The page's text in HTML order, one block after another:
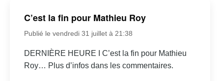
C’est la fin pour Mathieu Roy
Publié le vendredi 31 juillet à 21:38
DERNIÈRE HEURE I C’est la fin pour Mathieu
Roy… Plus d’infos dans les commentaires.